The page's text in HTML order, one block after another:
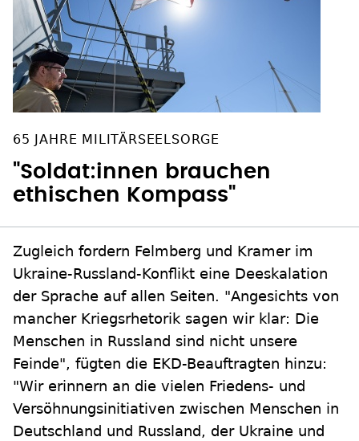
65 JAHRE MILITÄRSEELSORGE
"Soldat:innen brauchen
ethischen Kompass"
Zugleich fordern Felmberg und Kramer im
Ukraine-Russland-Konflikt eine Deeskalation
der Sprache auf allen Seiten. "Angesichts von
mancher Kriegsrhetorik sagen wir klar: Die
Menschen in Russland sind nicht unsere
Feinde", fügten die EKD-Beauftragten hinzu:
"Wir erinnern an die vielen Friedens- und
Versöhnungsinitiativen zwischen Menschen in
Deutschland und Russland, der Ukraine und